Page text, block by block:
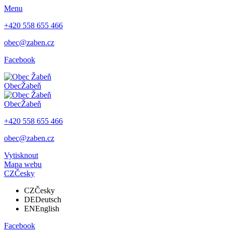
Menu
+420 558 655 466
obec@zaben.cz
Facebook
ObecŽabeň
ObecŽabeň
+420 558 655 466
obec@zaben.cz
Vytisknout
Mapa webu
CZČesky
CZČesky
DEDeutsch
ENEnglish
Facebook